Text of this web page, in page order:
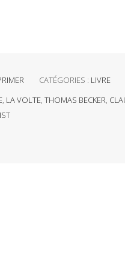
CATÉGORIES : LIVRE
, LA VOLTE, THOMAS BECKER,